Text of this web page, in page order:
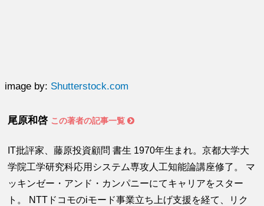
image by: Shutterstock.com
尾原和啓 この著者の記事一覧
IT批評家、藤原投資顧問 書生 1970年生まれ。京都大学大
学院工学研究科応用システム専攻人工知能論講座修了。 マ
ッキンゼー・アンド・カンパニーにてキャリアをスター
ト。 NTTドコモのiモード事業立ち上げ支援を経て、リク